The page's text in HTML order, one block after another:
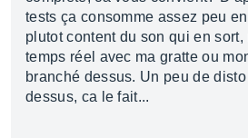
tests ça consomme assez peu
plutot content du son qui en sort,
temps réel avec ma gratte ou
branché dessus. Un peu de
dessus, ca le fait...